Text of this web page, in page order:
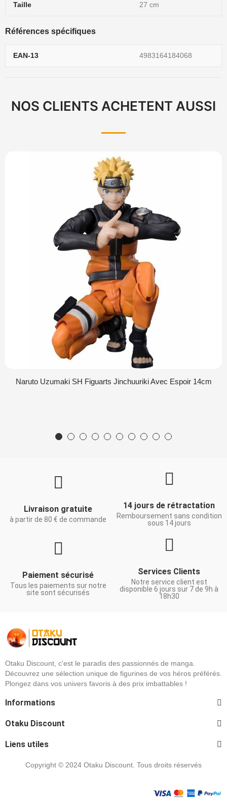
Taille 27 cm
Références spécifiques
EAN-13 4983164184068
NOS CLIENTS ACHETENT AUSSI
Naruto Uzumaki SH Figuarts Jinchuuriki Avec Espoir 14cm
Livraison gratuite
à partir de 80 € de commande
14 jours de rétractation
Remboursement sans condition
sous 14 jours
Paiement sécurisé
Tous les paiements sur notre
site sont sécurisés
Services Clients
Notre service client est
disponible 6 jours sur 7 de 9h à
18h30
Otaku Discount, c'est le paradis des passionnés de manga.
Découvrez une sélection unique de figurines de vos héros préférés.
Plongez dans vos univers favoris à des prix imbattables !
Informations
Otaku Discount
Liens utiles
Copyright © 2024 Otaku Discount. Tous droits réservés